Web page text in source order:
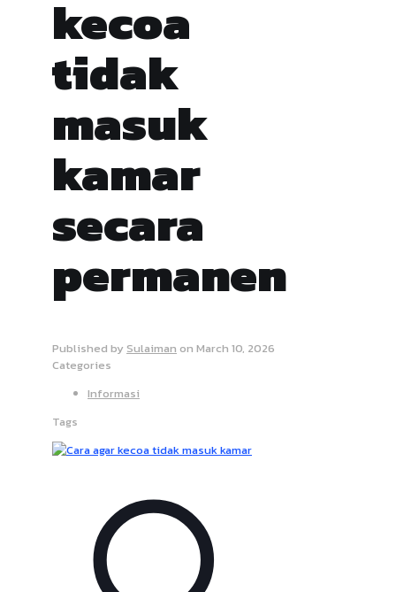
kecoa
tidak
masuk
kamar
secara
permanen
Published by Sulaiman on March 10, 2026
Categories
Informasi
Tags